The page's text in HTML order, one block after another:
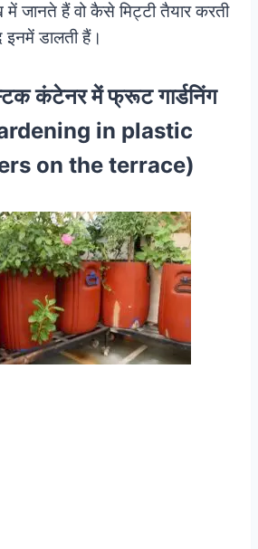
हैं वो कैसे मिट्टी तैयार करती
डालती हैं।
कंटेनर में फ्रूट गार्डनिंग
in plastic
on the terrace)